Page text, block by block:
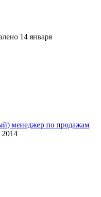
14 января
менеджер по продажам
2014